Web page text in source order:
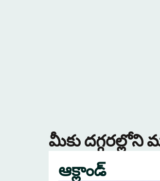
మీకు
ఆక్లాండ్